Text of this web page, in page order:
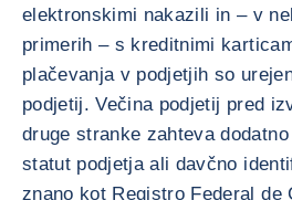
elektronskimi nakazili in – v
primerih – s kreditnimi
plačevanja v podjetjih so
podjetij. Večina podjetij pred
druge stranke zahteva
statut podjetja ali davčno
znano kot Registro Federal de